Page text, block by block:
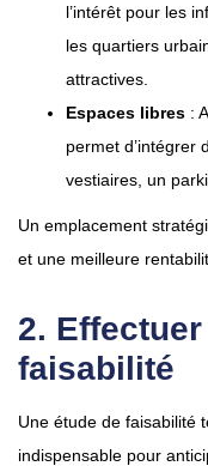
l’intérêt pour les
les quartiers
attractives.
Espaces libres :
permet d’intégrer
vestiaires, un
Un emplacement
et une meilleure
2.
faisabilité
Une étude de faisabilité
indispensable pour